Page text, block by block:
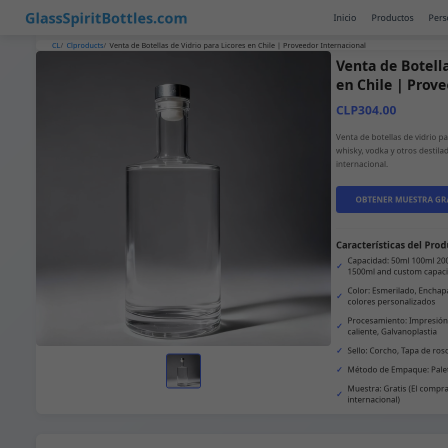
GlassSpiritBottles.com Inicio Productos
CL Clproducts Venta de Botellas de Vidrio para Licores en Chile | Proveedor Internacional
Venta de
en Chile |
CLP304.00
Venta de botellas de vidrio
whisky, vodka y otros
internacional.
OBTENER MUESTRA
Características del
Capacidad: 50ml 100ml
1500ml and custom
Color: Esmerilado,
colores personalizados
Procesamiento:
caliente, Galvanoplastia
Sello: Corcho, Tapa de
Método de Empaque:
Muestra: Gratis (El
internacional)